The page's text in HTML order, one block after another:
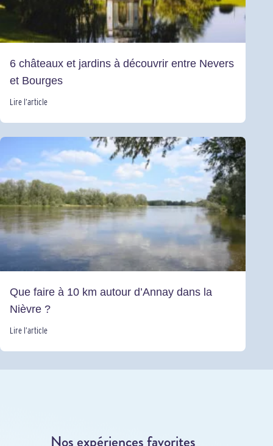
6 châteaux et jardins à découvrir entre Nevers
et Bourges
Lire l’article
Que faire à 10 km autour d’Annay dans la
Nièvre ?
Lire l’article
Nos expériences favorites